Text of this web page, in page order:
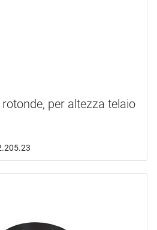
per altezza telaio